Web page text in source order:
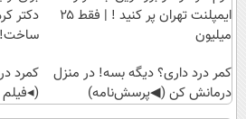
ایمپلنت تهران پر کنید ! | فقط ۲۵
میلیون
ساخت!
کمر درد داری؟ دیگه بسه! در منزل
درمانش کن (◀پرسش‌نامه)
کمرد